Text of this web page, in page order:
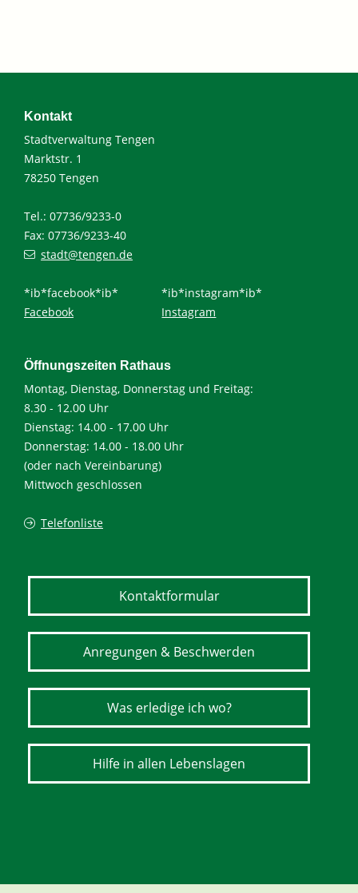
Kontakt
Stadtverwaltung Tengen
Marktstr. 1
78250 Tengen
Tel.: 07736/9233-0
Fax: 07736/9233-40
stadt@tengen.de
*ib*facebook*ib*
Facebook
*ib*instagram*ib*
Instagram
Öffnungszeiten Rathaus
Montag, Dienstag, Donnerstag und Freitag:
8.30 - 12.00 Uhr
Dienstag: 14.00 - 17.00 Uhr
Donnerstag: 14.00 - 18.00 Uhr
(oder nach Vereinbarung)
Mittwoch geschlossen
Telefonliste
Kontaktformular
Anregungen & Beschwerden
Was erledige ich wo?
Hilfe in allen Lebenslagen